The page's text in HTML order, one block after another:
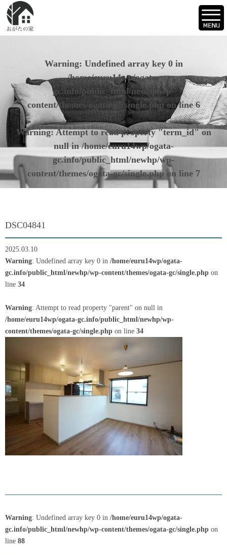
Warning: Undefined array key 0 in
/home/euru14wp/ogata-
gc.info/public_html/newhp/wp-
content/themes/ogata-gc/single.phpon line6
Warning: Attempt to read property "term_id" on
null in/home/euru14wp/ogata-
gc.info/public_html/newhp/wp-
content/themes/ogata-gc/single.php on line 7
DSC04841
2025.03.10
Warning: Undefined array key 0 in /home/euru14wp/ogata-
gc.info/public_html/newhp/wp-content/themes/ogata-gc/single.php on
line 34
Warning: Attempt to read property "parent" on null in
/home/euru14wp/ogata-gc.info/public_html/newhp/wp-
content/themes/ogata-gc/single.php on line 34
Warning: Undefined array key 0 in /home/euru14wp/ogata-
gc.info/public_html/newhp/wp-content/themes/ogata-gc/single.php on
line 88